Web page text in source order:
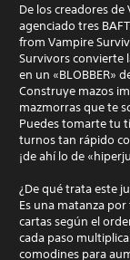
De los creadores
agenciado tres
from Vampire
Survivors convierte
en un «BLOBBER»
Construye mazos
mazmorras que te
Puedes tomarte tu
turnos tan rápido
¡de ahí lo de
¿De qué trata este
Es una matanza
cartas según el
cada paso
comodines para